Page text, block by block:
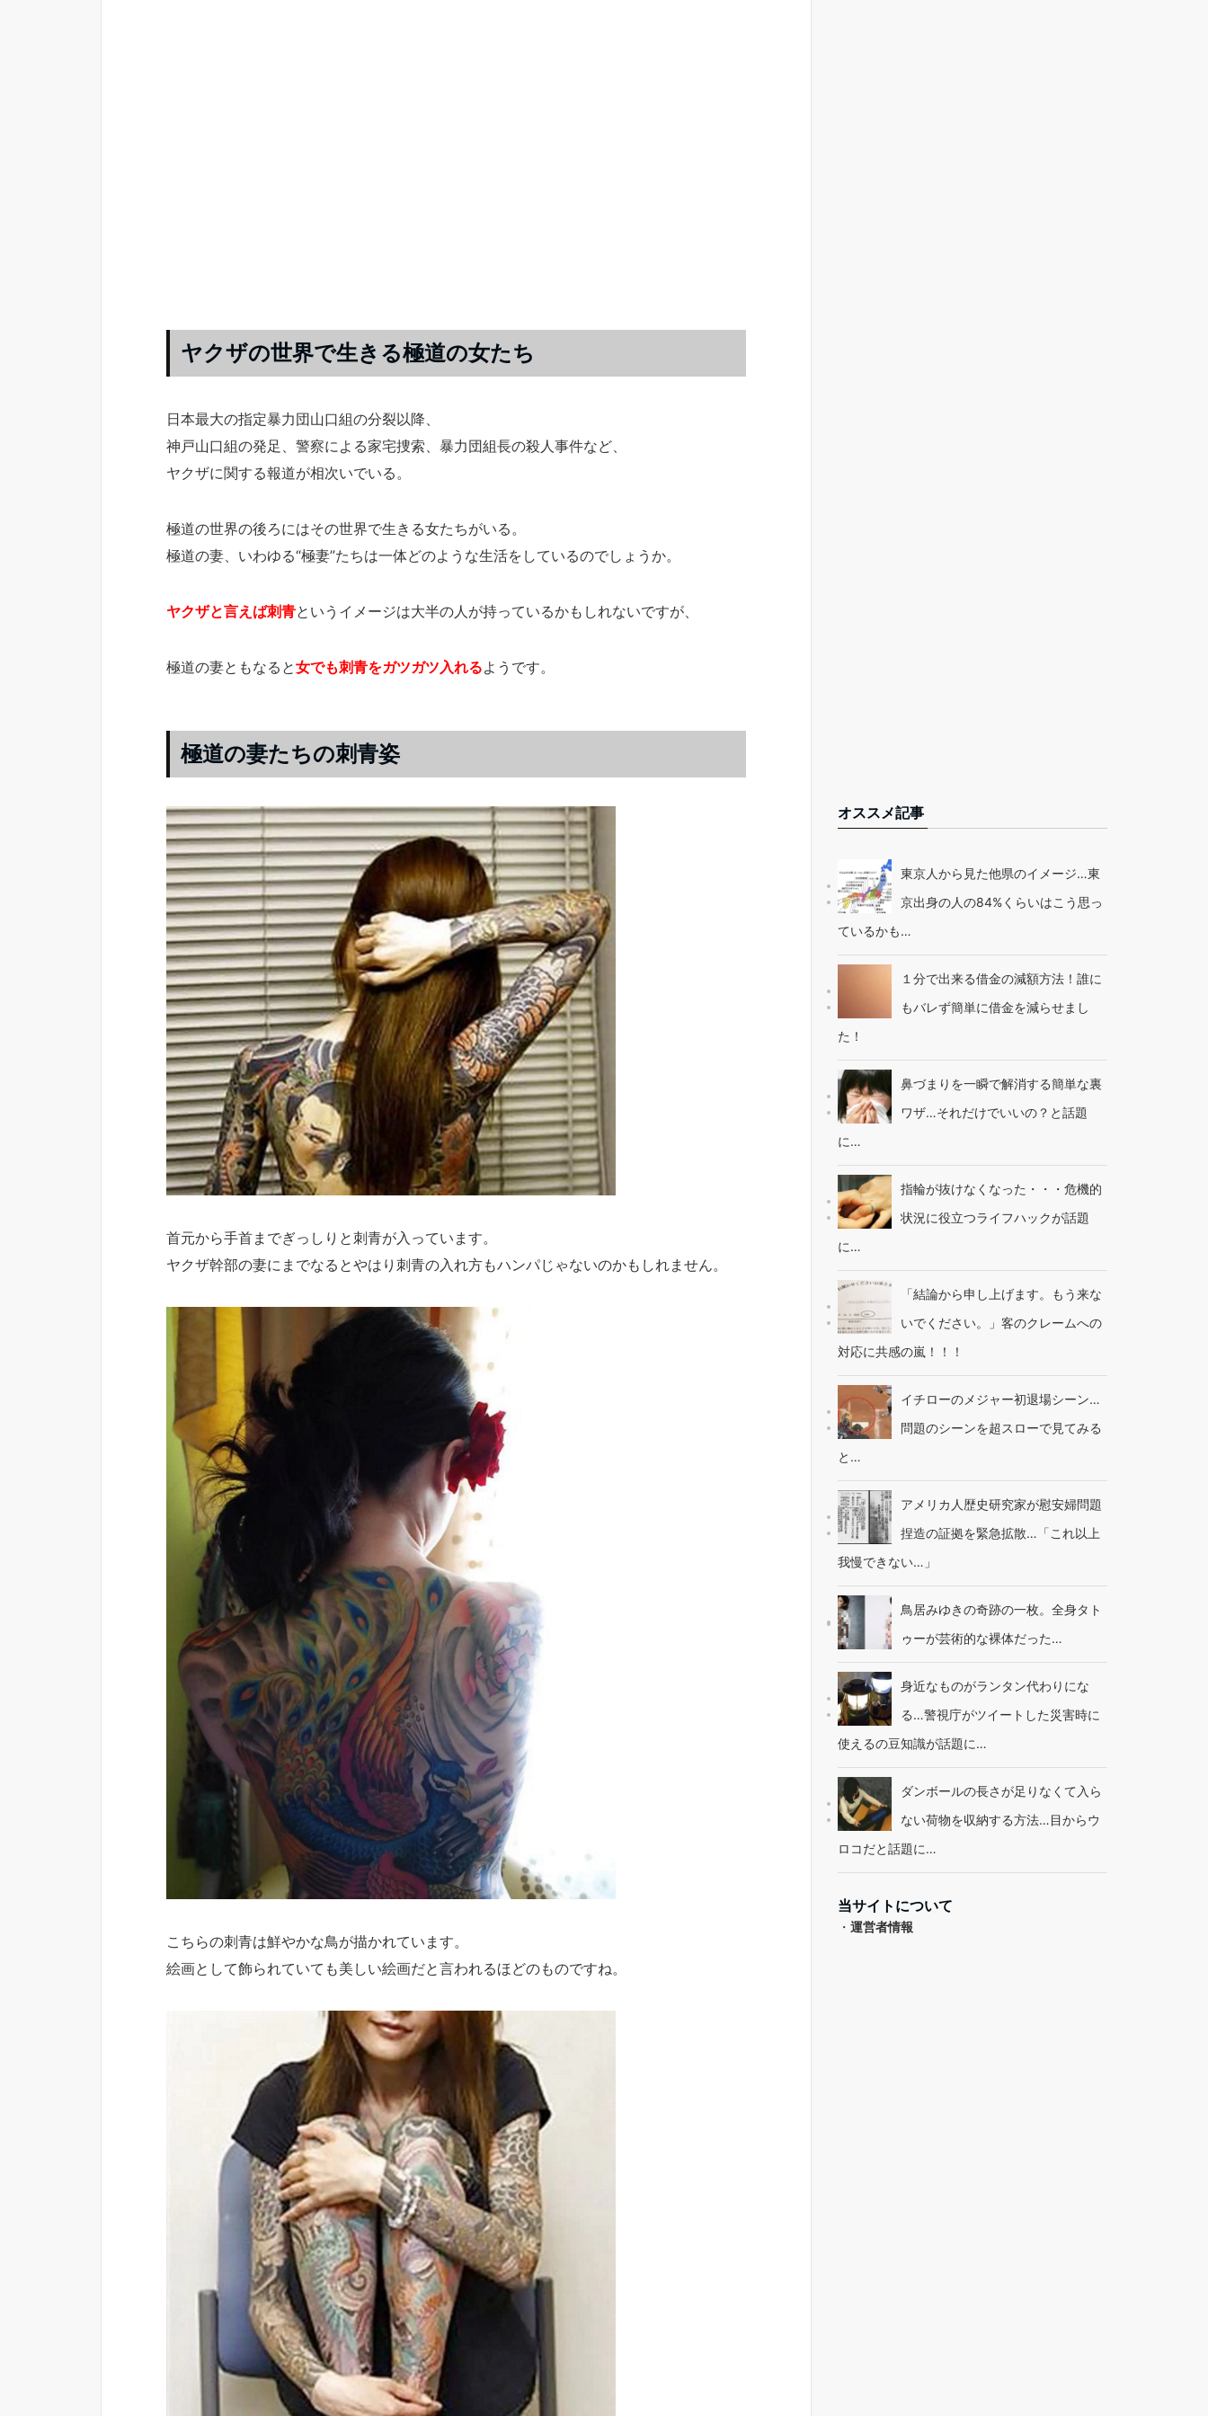
ヤクザの世界で生きる極道の女たち
日本最大の指定暴力団山口組の分裂以降、
神戸山口組の発足、警察による家宅捜索、暴力団組長の殺人事件など、
ヤクザに関する報道が相次いでいる。
極道の世界の後ろにはその世界で生きる女たちがいる。
極道の妻、いわゆる“極妻”たちは一体どのような生活をしているのでしょうか。
ヤクザと言えば刺青というイメージは大半の人が持っているかもしれないですが、
極道の妻ともなると女でも刺青をガツガツ入れるようです。
極道の妻たちの刺青姿
首元から手首までぎっしりと刺青が入っています。
ヤクザ幹部の妻にまでなるとやはり刺青の入れ方もハンパじゃないのかもしれません。
こちらの刺青は鮮やかな鳥が描かれています。
絵画として飾られていても美しい絵画だと言われるほどのものですね。
オススメ記事
東京人から見た他県のイメージ…東
京出身の人の84%くらいはこう思っ
ているかも…
１分で出来る借金の減額方法！誰に
もバレず簡単に借金を減らせまし
た！
鼻づまりを一瞬で解消する簡単な裏
ワザ…それだけでいいの？と話題
に…
指輪が抜けなくなった・・・危機的
状況に役立つライフハックが話題
に…
「結論から申し上げます。もう来な
いでください。」客のクレームへの
対応に共感の嵐！！！
イチローのメジャー初退場シーン…
問題のシーンを超スローで見てみる
と…
アメリカ人歴史研究家が慰安婦問題
捏造の証拠を緊急拡散…「これ以上
我慢できない…」
鳥居みゆきの奇跡の一枚。全身タト
ゥーが芸術的な裸体だった…
身近なものがランタン代わりにな
る…警視庁がツイートした災害時に
使えるの豆知識が話題に…
ダンボールの長さが足りなくて入ら
ない荷物を収納する方法…目からウ
ロコだと話題に…
当サイトについて
・ 運営者情報